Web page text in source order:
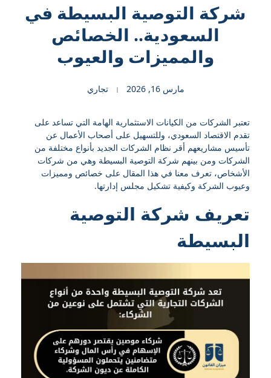
شركة التوصية البسيطة في
السعودية.. الخصائص
والمميزات والعيوب
مارس 16, 2026 تجاري
تعتبر الشركات من الكيانات الاستثمارية الهامة التي تساعد على
تقدم الاقتصاد السعودي، وللتسهيل على أصحاب الأعمال عن
تأسيس مشاريعهم أقر نظام الشركات الجديد بأنواع مختلفة من
الشركات ومن بينهم شركة التوصية البسيطة وهي من شركات
الأشخاص، تعرف معنا في هذا المقال على خصائص ومميزات
وعيوب الشركة وكيفية تشكيل مجلس إدارتها.
تعريف شركة التوصية
البسيطة